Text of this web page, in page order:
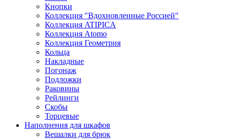
Кнопки
Коллекция "Вдохновленные Россией"
Коллекция ATIPICA
Коллекция Atomo
Коллекция Геометрия
Кольца
Накладные
Погонаж
Подложки
Раковины
Рейлинги
Скобы
Торцевые
Наполнения для шкафов
Вешалки для брюк